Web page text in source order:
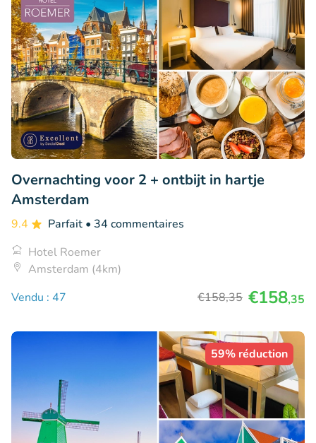
Overnachting voor 2 + ontbijt in hartje
Amsterdam
9.4 Parfait • 34 commentaires
Hotel Roemer
Amsterdam (4km)
Vendu : 47
€158,35 €158,35
59% réduction